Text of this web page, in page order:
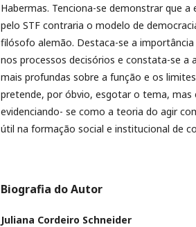
Habermas. Tenciona-se demonstrar que a
pelo STF contraria o modelo de
filósofo alemão. Destaca-se a
nos processos decisórios e constata-se a
mais profundas sobre a função e os
pretende, por óbvio, esgotar o tema, mas
evidenciando- se como a teoria do agir
útil na formação social e institucional de
Biografia do Autor
Juliana Cordeiro Schneider